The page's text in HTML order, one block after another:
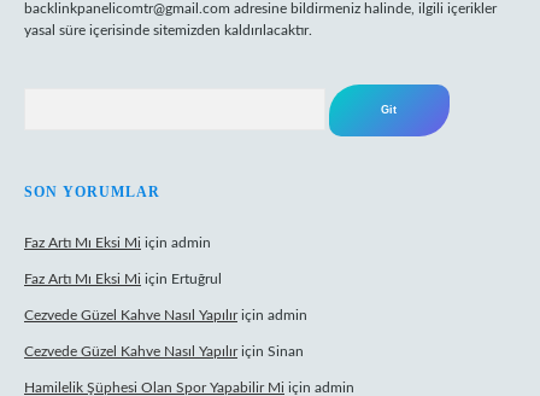
backlinkpanelicomtr@gmail.com adresine bildirmeniz halinde, ilgili içerikler
yasal süre içerisinde sitemizden kaldırılacaktır.
SON YORUMLAR
Faz Artı Mı Eksi Mi için admin
Faz Artı Mı Eksi Mi için Ertuğrul
Cezvede Güzel Kahve Nasıl Yapılıriçin admin
Cezvede Güzel Kahve Nasıl Yapılıriçin Sinan
Hamilelik Şüphesi Olan Spor Yapabilir Mi için admin